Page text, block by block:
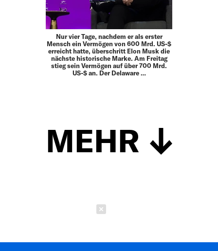
Nur vier Tage, nachdem er als erster
Mensch ein Vermögen von 600 Mrd. US-$
erreicht hatte, überschritt Elon Musk die
nächste historische Marke. Am Freitag
stieg sein Vermögen auf über 700 Mrd.
US-$ an. Der Delaware …
MEHR